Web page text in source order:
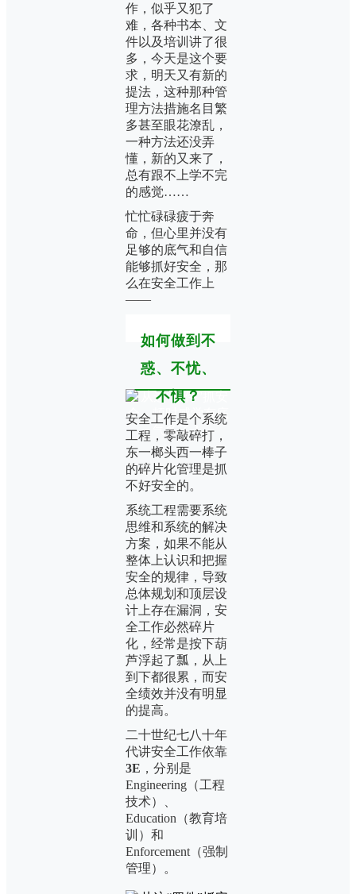
作，似乎又犯了
难，各种书本、文
件以及培训讲了很
多，今天是这个要
求，明天又有新的
提法，这种那种管
理方法措施名目繁
多甚至眼花潦乱，
一种方法还没弄
懂，新的又来了，
总有跟不上学不完
的感觉……
忙忙碌碌疲于奔
命，但心里并没有
足够的底气和自信
能够抓好安全，那
么在安全工作上
——
如何做到不
惑、不忧、
不惧？
安全工作是个系统
工程，零敲碎打，
东一榔头西一棒子
的碎片化管理是抓
不好安全的。
系统工程需要系统
思维和系统的解决
方案，如果不能从
整体上认识和把握
安全的规律，导致
总体规划和顶层设
计上存在漏洞，安
全工作必然碎片
化，经常是按下葫
芦浮起了瓢，从上
到下都很累，而安
全绩效并没有明显
的提高。
二十世纪七八十年
代讲安全工作依靠
3E ，分别是
Engineering（工程
技术）、
Education（教育培
训）和
Enforcement（强制
管理）。